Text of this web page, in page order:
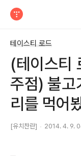
테이스티 로드
(테이스티
주점) 불고
리를 먹어
[유치찬란] 2014. 4. 9.